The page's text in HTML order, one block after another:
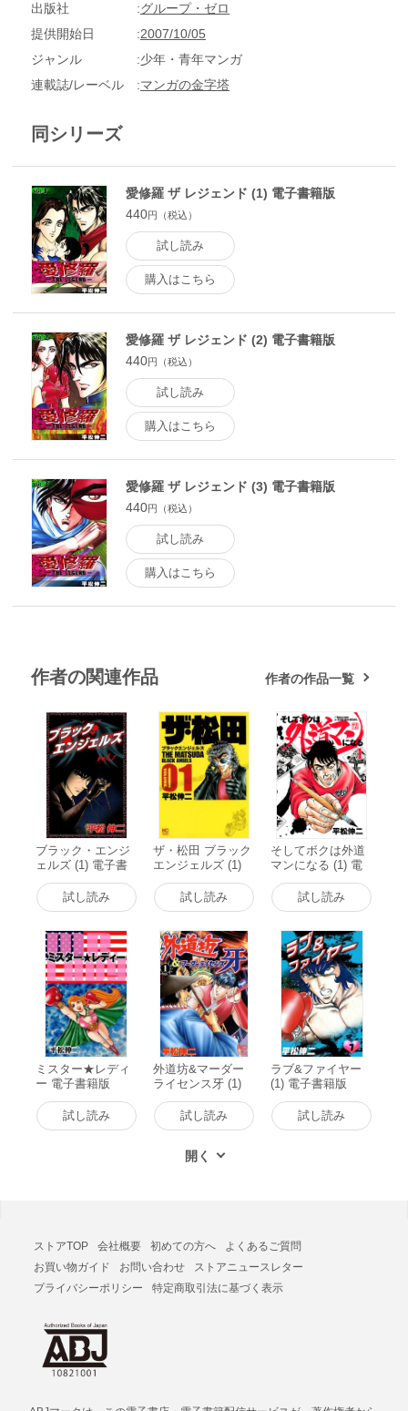
出版社
グループ・ゼロ
提供開始日
2007/10/05
ジャンル
少年・青年マンガ
連載誌/レーベル
マンガの金字塔
同シリーズ
愛修羅 ザ レジェンド (1) 電子書籍版
440円（税込）
試し読み
購入はこちら
愛修羅 ザ レジェンド (2) 電子書籍版
440円（税込）
試し読み
購入はこちら
愛修羅 ザ レジェンド (3) 電子書籍版
440円（税込）
試し読み
購入はこちら
作者の関連作品 作者の作品一覧
ブラック・エンジ
ェルズ (1) 電子書
籍版
試し読み
ザ・松田 ブラック
エンジェルズ (1)
電子書籍版
試し読み
そしてボクは外道
マンになる (1) 電
子書籍版
試し読み
ミスター★レディ
ー 電子書籍版
試し読み
外道坊&マーダー
ライセンス牙 (1)
電子書籍版
試し読み
ラブ&ファイヤー
(1) 電子書籍版
試し読み
ストアTOP 会社概要 初めての方へ
よくあるご質問
お買い物ガイド
お問い合わせ
ストアニュースレター
プライバシーポリシー
特定商取引法に基づく表示